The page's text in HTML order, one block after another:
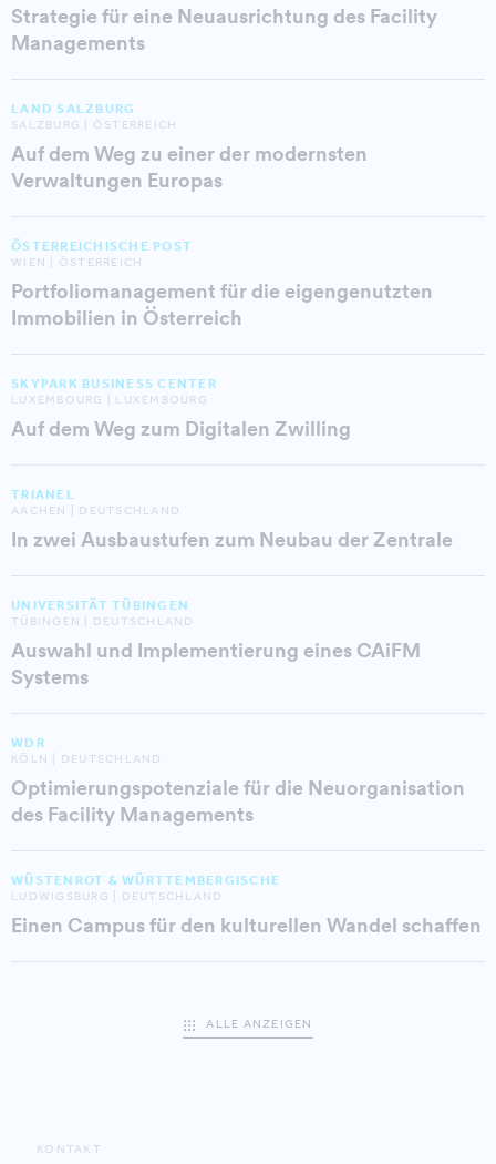
Strategie für eine Neuausrichtung des Facility
Managements
LAND SALZBURG
SALZBURG | ÖSTERREICH
Auf dem Weg zu einer der modernsten
Verwaltungen Europas
ÖSTERREICHISCHE POST
WIEN | ÖSTERREICH
Portfoliomanagement für die eigengenutzten
Immobilien in Österreich
SKYPARK BUSINESS CENTER
LUXEMBOURG | LUXEMBOURG
Auf dem Weg zum Digitalen Zwilling
TRIANEL
AACHEN | DEUTSCHLAND
In zwei Ausbaustufen zum Neubau der Zentrale
UNIVERSITÄT TÜBINGEN
TÜBINGEN | DEUTSCHLAND
Auswahl und Implementierung eines CAiFM
Systems
WDR
KÖLN | DEUTSCHLAND
Optimierungspotenziale für die Neuorganisation
des Facility Managements
WÜSTENROT & WÜRTTEMBERGISCHE
LUDWIGSBURG | DEUTSCHLAND
Einen Campus für den kulturellen Wandel schaffen
ALLE ANZEIGEN
KONTAKT